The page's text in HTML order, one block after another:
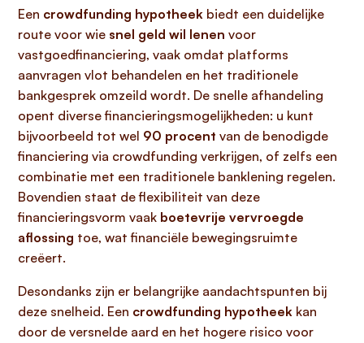
Een crowdfunding hypotheek biedt een duidelijke
route voor wie snel geld wil lenen voor
vastgoedfinanciering, vaak omdat platforms
aanvragen vlot behandelen en het traditionele
bankgesprek omzeild wordt. De snelle afhandeling
opent diverse financieringsmogelijkheden: u kunt
bijvoorbeeld tot wel 90 procent van de benodigde
financiering via crowdfunding verkrijgen, of zelfs een
combinatie met een traditionele banklening regelen.
Bovendien staat de flexibiliteit van deze
financieringsvorm vaak boetevrije vervroegde
aflossing toe, wat financiële bewegingsruimte
creëert.
Desondanks zijn er belangrijke aandachtspunten bij
deze snelheid. Een crowdfunding hypotheek kan
door de versnelde aard en het hogere risico voor